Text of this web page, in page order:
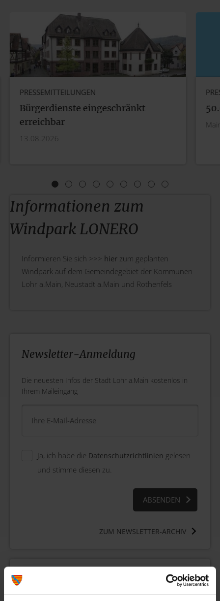
PRESSEMITTEILUNGEN
Bürgerdienste eingeschränkt
erreichbar
13.08.2026
Informationen zum
Windpark LONERO
Informieren Sie sich >>> hier zum geplanten
Windpark auf dem Gemeindegebiet der Kommunen
Lohr a.Main, Neustadt a.Main und Rothenfels
Newsletter-Anmeldung
Die neuesten Infos der Stadt Lohr a.Main kostenlos in
Ihrem Maileingang
Ja, ich habe die Datenschutzrichtlinien gelesen
und stimme diesen zu.
ZUM NEWSLETTER-ARCHIV
Termine & Veranstaltungen